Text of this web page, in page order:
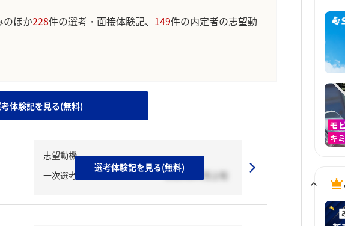
のほか228件の選考・面接体験記、 149件の内定者の志望動
体験記を見る(無料)
志望動機
一次選考
2023年07月上旬
選考体験記を見る(無料)